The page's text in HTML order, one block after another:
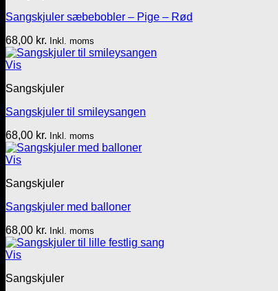
Sangskjuler sæbebobler – Pige – Rød
68,00 kr. Inkl. moms
Vis
Sangskjuler
Sangskjuler til smileysangen
68,00 kr. Inkl. moms
Vis
Sangskjuler
Sangskjuler med balloner
68,00 kr. Inkl. moms
Vis
Sangskjuler